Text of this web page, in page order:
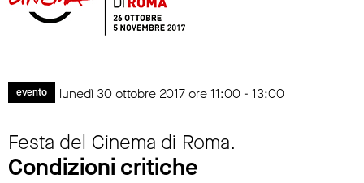
evento lunedì 30 ottobre 2017 ore 11:00 - 13:00
Festa del Cinema di Roma.
Condizioni critiche